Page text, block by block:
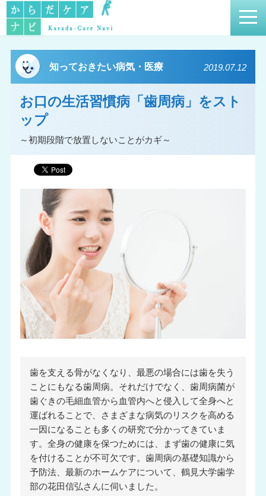
知っておきたい病気・医療 2019.07.12
お口の生活習慣病「歯周病」をスト
ップ
～初期段階で放置しないことがカギ～
歯を支える骨がなくなり、最悪の場合には歯を失う
ことにもなる歯周病。それだけでなく、歯周病菌が
歯ぐきの毛細血管から血管内へと侵入して全身へと
運ばれることで、さまざまな病気のリスクを高める
一因になることも多くの研究で分かってきていま
す。全身の健康を保つためには、まず歯の健康に気
を付けることが不可欠です。歯周病の基礎知識から
予防法、最新のホームケアについて、鶴見大学歯学
部の花田信弘さんに伺いました。